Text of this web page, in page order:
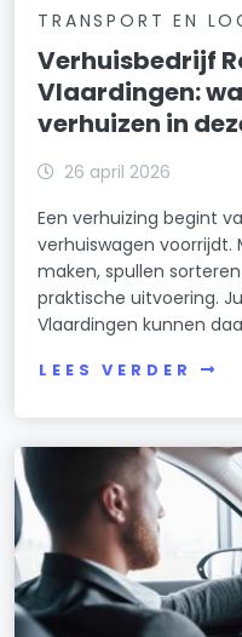
TRANSPORT EN
Verhuisbedrijf
Vlaardingen:
verhuizen in
26 april 2026
Een verhuizing begint
verhuiswagen
maken, spullen
praktische uitvoering.
Vlaardingen kunnen
LEES VERDER